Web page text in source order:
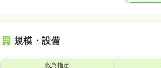
規模・設備
救急指定